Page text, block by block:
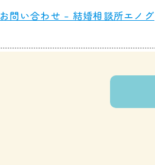
お問い合わせ – 結婚相談所エノグ